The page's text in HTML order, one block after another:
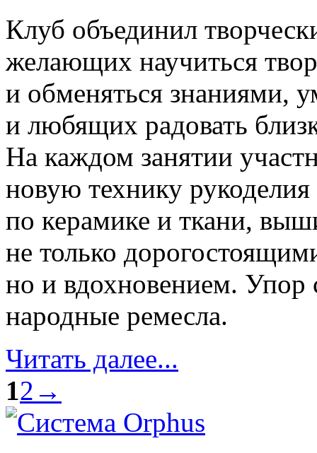
Клуб объединил
желающих научиться
и обменяться знаниями,
и любящих радовать
На каждом занятии
новую технику
по керамике и ткани,
не только
но и вдохновением. Упор
народные ремесла.
Читать далее...
12 →